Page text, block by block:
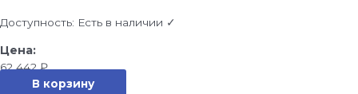
Доступность: Есть в наличии ✓
62 442₽
В корзину